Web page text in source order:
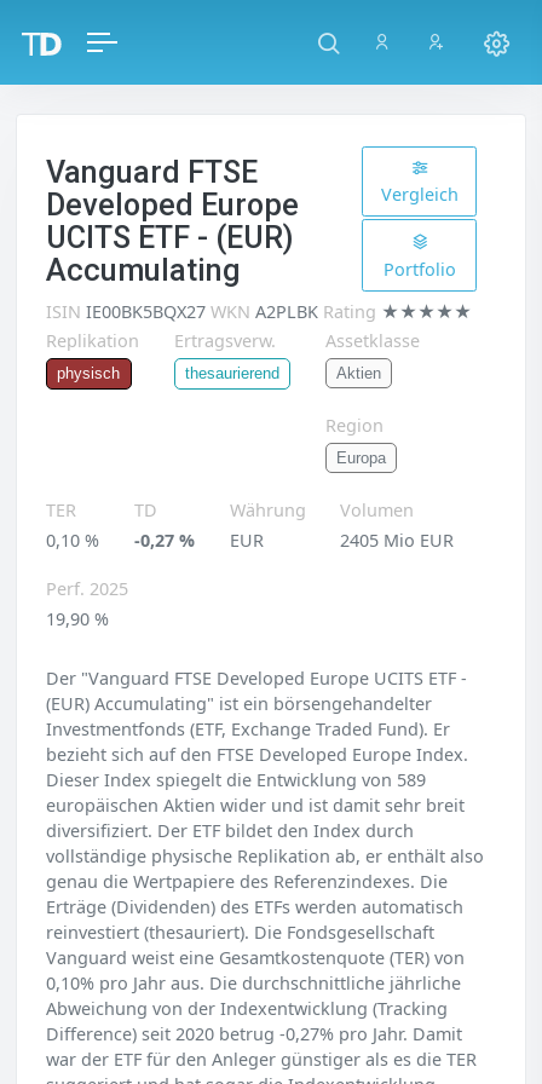
Vanguard FTSE
Developed Europe
UCITS ETF - (EUR)
Accumulating
Vergleich
Portfolio
ISIN IE00BK5BQX27 WKN A2PLBK Rating ★★★★★
Replikation
physisch
Ertragsverw.
thesaurierend
Assetklasse
Aktien
Region
Europa
TER
0,10 %
TD
-0,27 %
Währung
EUR
Volumen
2405 Mio EUR
Perf. 2025
19,90 %
Der "Vanguard FTSE Developed Europe UCITS ETF -
(EUR) Accumulating" ist ein börsengehandelter
Investmentfonds (ETF, Exchange Traded Fund). Er
bezieht sich auf den FTSE Developed Europe Index.
Dieser Index spiegelt die Entwicklung von 589
europäischen Aktien wider und ist damit sehr breit
diversifiziert. Der ETF bildet den Index durch
vollständige physische Replikation ab, er enthält also
genau die Wertpapiere des Referenzindexes. Die
Erträge (Dividenden) des ETFs werden automatisch
reinvestiert (thesauriert). Die Fondsgesellschaft
Vanguard weist eine Gesamtkostenquote (TER) von
0,10% pro Jahr aus. Die durchschnittliche jährliche
Abweichung von der Indexentwicklung (Tracking
Difference) seit 2020 betrug -0,27% pro Jahr. Damit
war der ETF für den Anleger günstiger als es die TER